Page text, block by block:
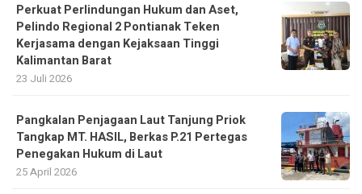
Perkuat Perlindungan Hukum dan Aset,
Pelindo Regional 2 Pontianak Teken
Kerjasama dengan Kejaksaan Tinggi
Kalimantan Barat
23 Juli 2026
Pangkalan Penjagaan Laut Tanjung Priok
Tangkap MT. HASIL, Berkas P.21 Pertegas
Penegakan Hukum di Laut
25 April 2026